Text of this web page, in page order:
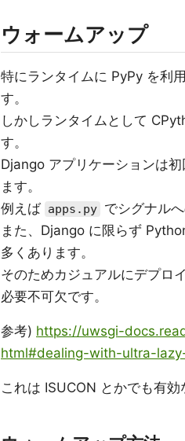
ウォームアップ
特にランタイムに PyPy を利
す。
しかしランタイムとして
す。
Django アプリケーションは
ます。
例えば apps.py でシグナル
また、Django に限らず
多くあります。
そのためカジュアルにデプロ
必要不可欠です。
参考) https://uwsgi-
html#dealing-with-ultra-
これは ISUCON とかでも有